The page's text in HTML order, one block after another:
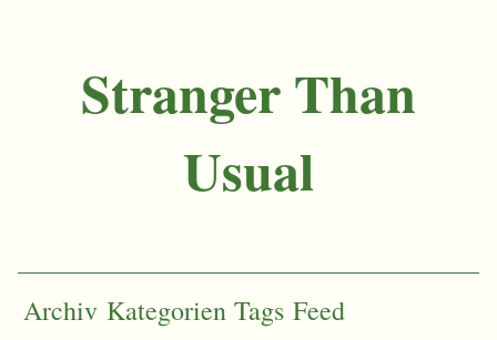
Stranger Than
Usual
Archiv Kategorien Tags Feed